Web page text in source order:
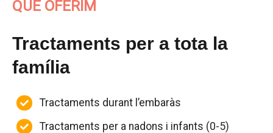
QUÈ OFERIM
Tractaments per a tota la
família
Tractaments durant l’embaràs
Tractaments per a nadons i infants (0-5)